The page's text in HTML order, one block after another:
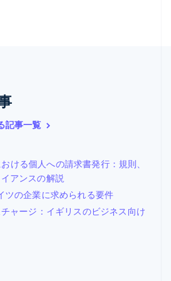
記事一覧
ける個人への請求書発行：規則、
アンスの解説
ツの企業に求められる要件
ャージ：イギリスのビジネス向け